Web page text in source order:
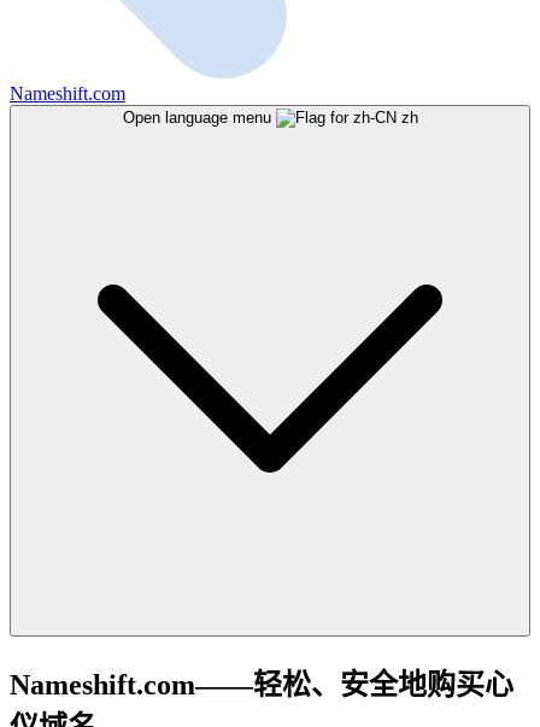
Nameshift.com
Open language menu zh
Nameshift.com——轻松、安全地购买心